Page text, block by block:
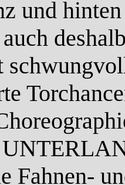
und
Fahnen-